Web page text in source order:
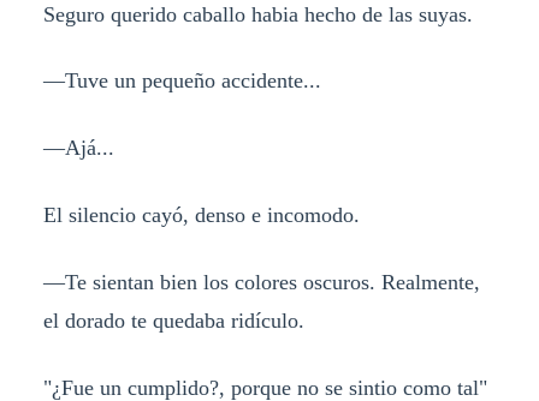
Seguro querido caballo habia hecho de las suyas.
—Tuve un pequeño accidente...
—Ajá...
El silencio cayó, denso e incomodo.
—Te sientan bien los colores oscuros. Realmente,
el dorado te quedaba ridículo.
"¿Fue un cumplido?, porque no se sintio como tal"